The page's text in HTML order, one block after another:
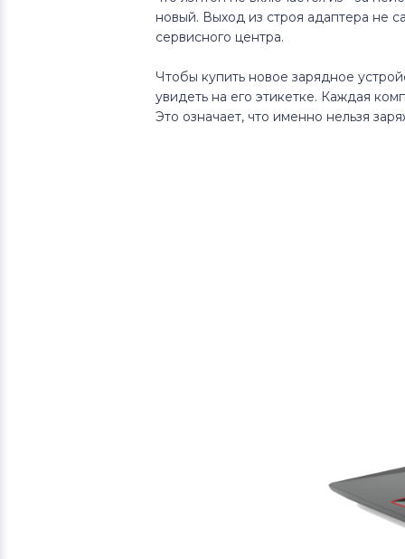
Блоки питания для ноутбуков
Roverbook
Блоки питания для ноутбуков
новый. Выход из строя адаптера не
сервисного центра.
Чтобы купить новое зарядное
увидеть на его этикетке. Каждая
Это означает, что именно нельзя